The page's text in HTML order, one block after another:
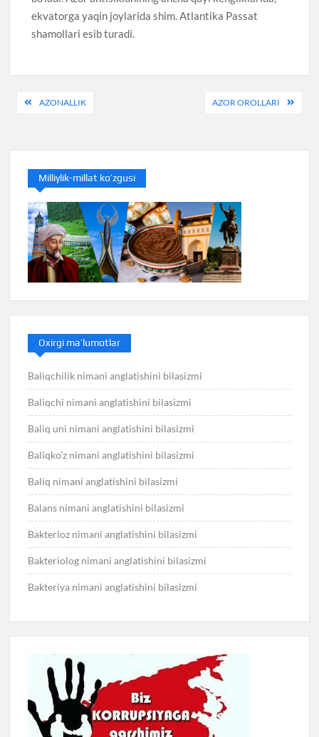
ekvatorga yaqin joylarida shim. Atlantika Passat
shamollari esib turadi.
PostAZONALLIK AZOR OROLLARI
Milliylik-millat ko’zgusi
Oxirgi ma’lumotlar
Baliqchilik nimani anglatishini bilasizmi
Baliqchi nimani anglatishini bilasizmi
Baliq uni nimani anglatishini bilasizmi
Baliqko’z nimani anglatishini bilasizmi
Baliq nimani anglatishini bilasizmi
Balans nimani anglatishini bilasizmi
Bakterioz nimani anglatishini bilasizmi
Bakteriolog nimani anglatishini bilasizmi
Bakteriya nimani anglatishini bilasizmi